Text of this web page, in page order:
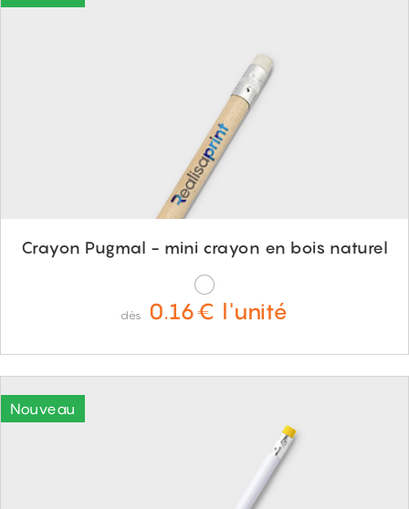
Crayon Pugmal - mini crayon en bois naturel
dès 0.16€ l'unité